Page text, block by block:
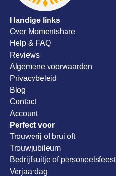
Handige links
Over Momentshare
Help & FAQ
Reviews
Algemene voorwaarden
Privacybeleid
Blog
Contact
Account
Perfect voor
Trouwerij of bruiloft
Trouwjubileum
Bedrijfsuitje of personeelsfeest
Verjaardag